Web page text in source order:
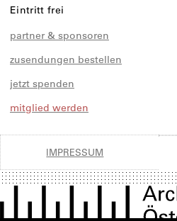
Eintritt frei
partner & sponsoren
zusendungen bestellen
jetzt spenden
mitglied werden
IMPRESSUM